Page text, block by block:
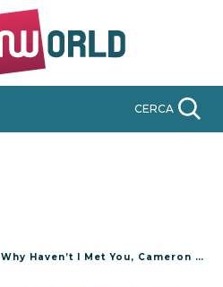
CERCA
Why Haven’t I Met You, Cameron Dallas testo e traduzione nuovo singolo